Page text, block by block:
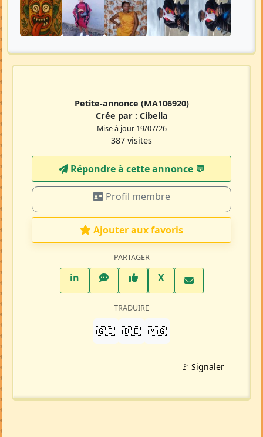
Petite-annonce (MA106920)
Crée par : Cibella
Mise à jour 19/07/26
387 visites
Répondre à cette annonce 💬​
Profil membre
Ajouter aux favoris
PARTAGER
inLinkedInWhatsAppFacebook
XTwitter X
TRADUIRE
🇬🇧 🇩🇪 🇲🇬
🚩 Signaler